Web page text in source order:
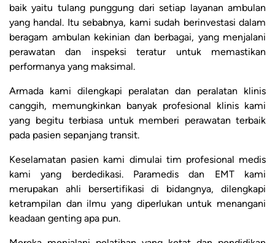
baik yaitu tulang punggung dari setiap layanan ambulan
yang handal. Itu sebabnya, kami sudah berinvestasi dalam
beragam ambulan kekinian dan berbagai, yang menjalani
perawatan dan inspeksi teratur untuk memastikan
performanya yang maksimal.
Armada kami dilengkapi peralatan dan peralatan klinis
canggih, memungkinkan banyak profesional klinis kami
yang begitu terbiasa untuk memberi perawatan terbaik
pada pasien sepanjang transit.
Keselamatan pasien kami dimulai tim profesional medis
kami yang berdedikasi. Paramedis dan EMT kami
merupakan ahli bersertifikasi di bidangnya, dilengkapi
ketrampilan dan ilmu yang diperlukan untuk menangani
keadaan genting apa pun.